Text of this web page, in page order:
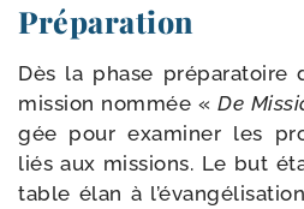
Préparation
Dès la phase
mis­sion nom­mée «De
gée pour exa­mi­ner les
liés aux mis­sions. Le but
table élan à